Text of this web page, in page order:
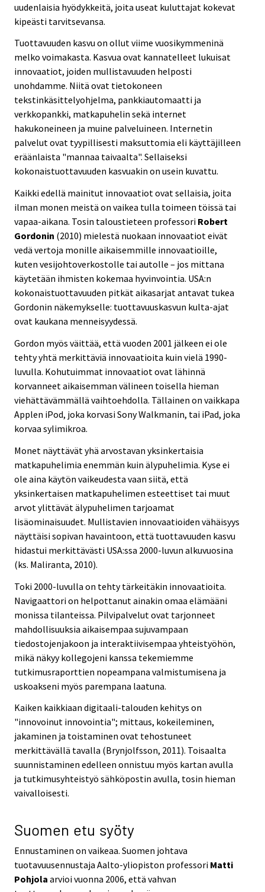
uudenlaisia hyödykkeitä, joita useat kuluttajat kokevat
kipeästi tarvitsevansa.
Tuottavuuden kasvu on ollut viime vuosikymmeninä
melko voimakasta. Kasvua ovat kannatelleet lukuisat
innovaatiot, joiden mullistavuuden helposti
unohdamme. Niitä ovat tietokoneen
tekstinkäsittelyohjelma, pankkiautomaatti ja
verkkopankki, matkapuhelin sekä internet
hakukoneineen ja muine palveluineen. Internetin
palvelut ovat tyypillisesti maksuttomia eli käyttäjilleen
eräänlaista "mannaa taivaalta". Sellaiseksi
kokonaistuottavuuden kasvuakin on usein kuvattu.
Kaikki edellä mainitut innovaatiot ovat sellaisia, joita
ilman monen meistä on vaikea tulla toimeen töissä tai
vapaa-aikana. Tosin taloustieteen professori Robert
Gordonin (2010) mielestä nuokaan innovaatiot eivät
vedä vertoja monille aikaisemmille innovaatioille,
kuten vesijohtoverkostolle tai autolle – jos mittana
käytetään ihmisten kokemaa hyvinvointia. USA:n
kokonaistuottavuuden pitkät aikasarjat antavat tukea
Gordonin näkemykselle: tuottavuuskasvun kulta-ajat
ovat kaukana menneisyydessä.
Gordon myös väittää, että vuoden 2001 jälkeen ei ole
tehty yhtä merkittäviä innovaatioita kuin vielä 1990-
luvulla. Kohutuimmat innovaatiot ovat lähinnä
korvanneet aikaisemman välineen toisella hieman
viehättävämmällä vaihtoehdolla. Tällainen on vaikkapa
Applen iPod, joka korvasi Sony Walkmanin, tai iPad, joka
korvaa sylimikroa.
Monet näyttävät yhä arvostavan yksinkertaisia
matkapuhelimia enemmän kuin älypuhelimia. Kyse ei
ole aina käytön vaikeudesta vaan siitä, että
yksinkertaisen matkapuhelimen esteettiset tai muut
arvot ylittävät älypuhelimen tarjoamat
lisäominaisuudet. Mullistavien innovaatioiden vähäisyys
näyttäisi sopivan havaintoon, että tuottavuuden kasvu
hidastui merkittävästi USA:ssa 2000-luvun alkuvuosina
(ks. Maliranta, 2010).
Toki 2000-luvulla on tehty tärkeitäkin innovaatioita.
Navigaattori on helpottanut ainakin omaa elämääni
monissa tilanteissa. Pilvipalvelut ovat tarjonneet
mahdollisuuksia aikaisempaa sujuvampaan
tiedostojenjakoon ja interaktiivisempaa yhteistyöhön,
mikä näkyy kollegojeni kanssa tekemiemme
tutkimusraporttien nopeampana valmistumisena ja
uskoakseni myös parempana laatuna.
Kaiken kaikkiaan digitaali-talouden kehitys on
"innovoinut innovointia"; mittaus, kokeileminen,
jakaminen ja toistaminen ovat tehostuneet
merkittävällä tavalla (Brynjolfsson, 2011). Toisaalta
suunnistaminen edelleen onnistuu myös kartan avulla
ja tutkimusyhteistyö sähköpostin avulla, tosin hieman
vaivalloisesti.
Suomen etu syöty
Ennustaminen on vaikeaa. Suomen johtava
tuotavuusennustaja Aalto-yliopiston professori Matti
Pohjola arvioi vuonna 2006, että vahvan